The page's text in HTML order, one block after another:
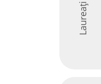
Laureați